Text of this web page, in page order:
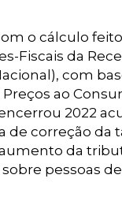
o cálculo
Fiscais da
com
Preços ao
2022
de correção da
da
pessoas